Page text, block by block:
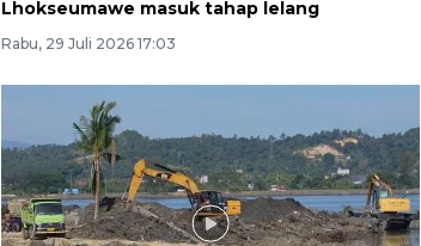
Lhokseumawe masuk tahap lelang
Rabu, 29 Juli 2026 17:03